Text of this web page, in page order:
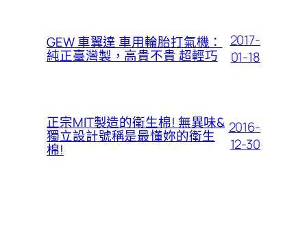
GEW 車翼達 車用輪胎打氣機：
純正臺灣製，高貴不貴 超輕巧
2017-
01-18
正宗MIT製造的衛生棉! 無異味&
獨立設計號稱是最懂妳的衛生
棉!
2016-
12-30